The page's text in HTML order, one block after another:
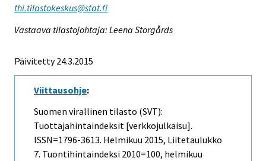
thi.tilastokeskus@stat.fi
Vastaava tilastojohtaja: Leena Storgårds
Päivitetty 24.3.2015
Viittausohje:
Suomen virallinen tilasto (SVT):
Tuottajahintaindeksit [verkkojulkaisu].
ISSN=1796-3613. Helmikuu 2015, Liitetaulukko
7. Tuontihintaindeksi 2010=100, helmikuu